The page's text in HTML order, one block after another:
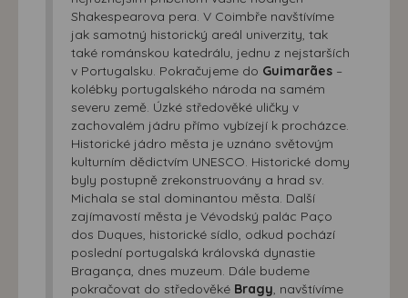
Shakespearova pera. V Coimbře navštívíme
jak samotný historický areál univerzity, tak
také románskou katedrálu, jednu z nejstarších
v Portugalsku. Pokračujeme do Guimarães –
kolébky portugalského národa na samém
severu země. Úzké středověké uličky v
zachovalém jádru přímo vybízejí k procházce.
Historické jádro města je uznáno světovým
kulturním dědictvím UNESCO. Historické domy
byly postupně zrekonstruovány a hrad sv.
Michala se stal dominantou města. Další
zajímavostí města je Vévodský palác Paço
dos Duques, historické sídlo, odkud pochází
poslední portugalská královská dynastie
Bragança, dnes muzeum. Dále budeme
pokračovat do středověké Bragy , navštívíme